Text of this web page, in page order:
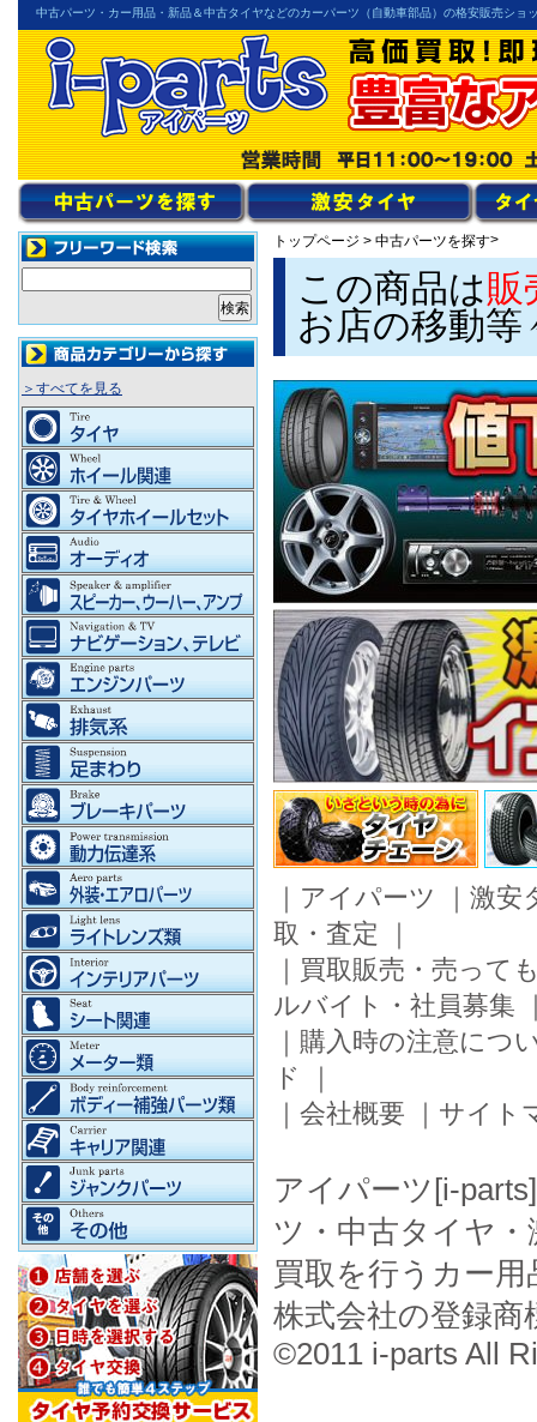
中古パーツ・カー用品・新品＆中古タイヤなどのカーパーツ（自動車部品）の格安販売ショ
トップページ > 中古パーツを探す>
この商品は販
お店の移動
｜ アイパーツ ｜ 激安
取・査定 ｜
｜ 買取販売・売って
ルバイト・社員募集
｜ 購入時の注意につ
ド
｜
｜ 会社概要 ｜ サイト
アイパーツ[i-
ツ・中古タイヤ
買取を行うカー
株式会社の登録商
©2011 i-parts All
＞すべてを見る